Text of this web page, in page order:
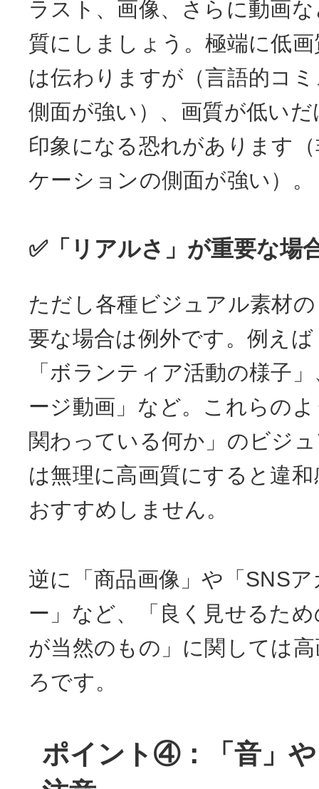
ラスト、画像、さらに動画
質にしましょう。極端に低
は伝わりますが（言語的コ
側面が強い）、画質が低い
印象になる恐れがあります
ケーションの側面が強い）。
✅「リアルさ」が重要な場
ただし各種ビジュアル素材
要な場合は例外です。例え
「ボランティア活動の様子
ージ動画」など。これらの
関わっている何か」のビジ
は無理に高画質にすると違
おすすめしません。
逆に「商品画像」や「SNS
ー」など、「良く見せるた
が当然のもの」に関しては
ろです。
ポイント④：「音」